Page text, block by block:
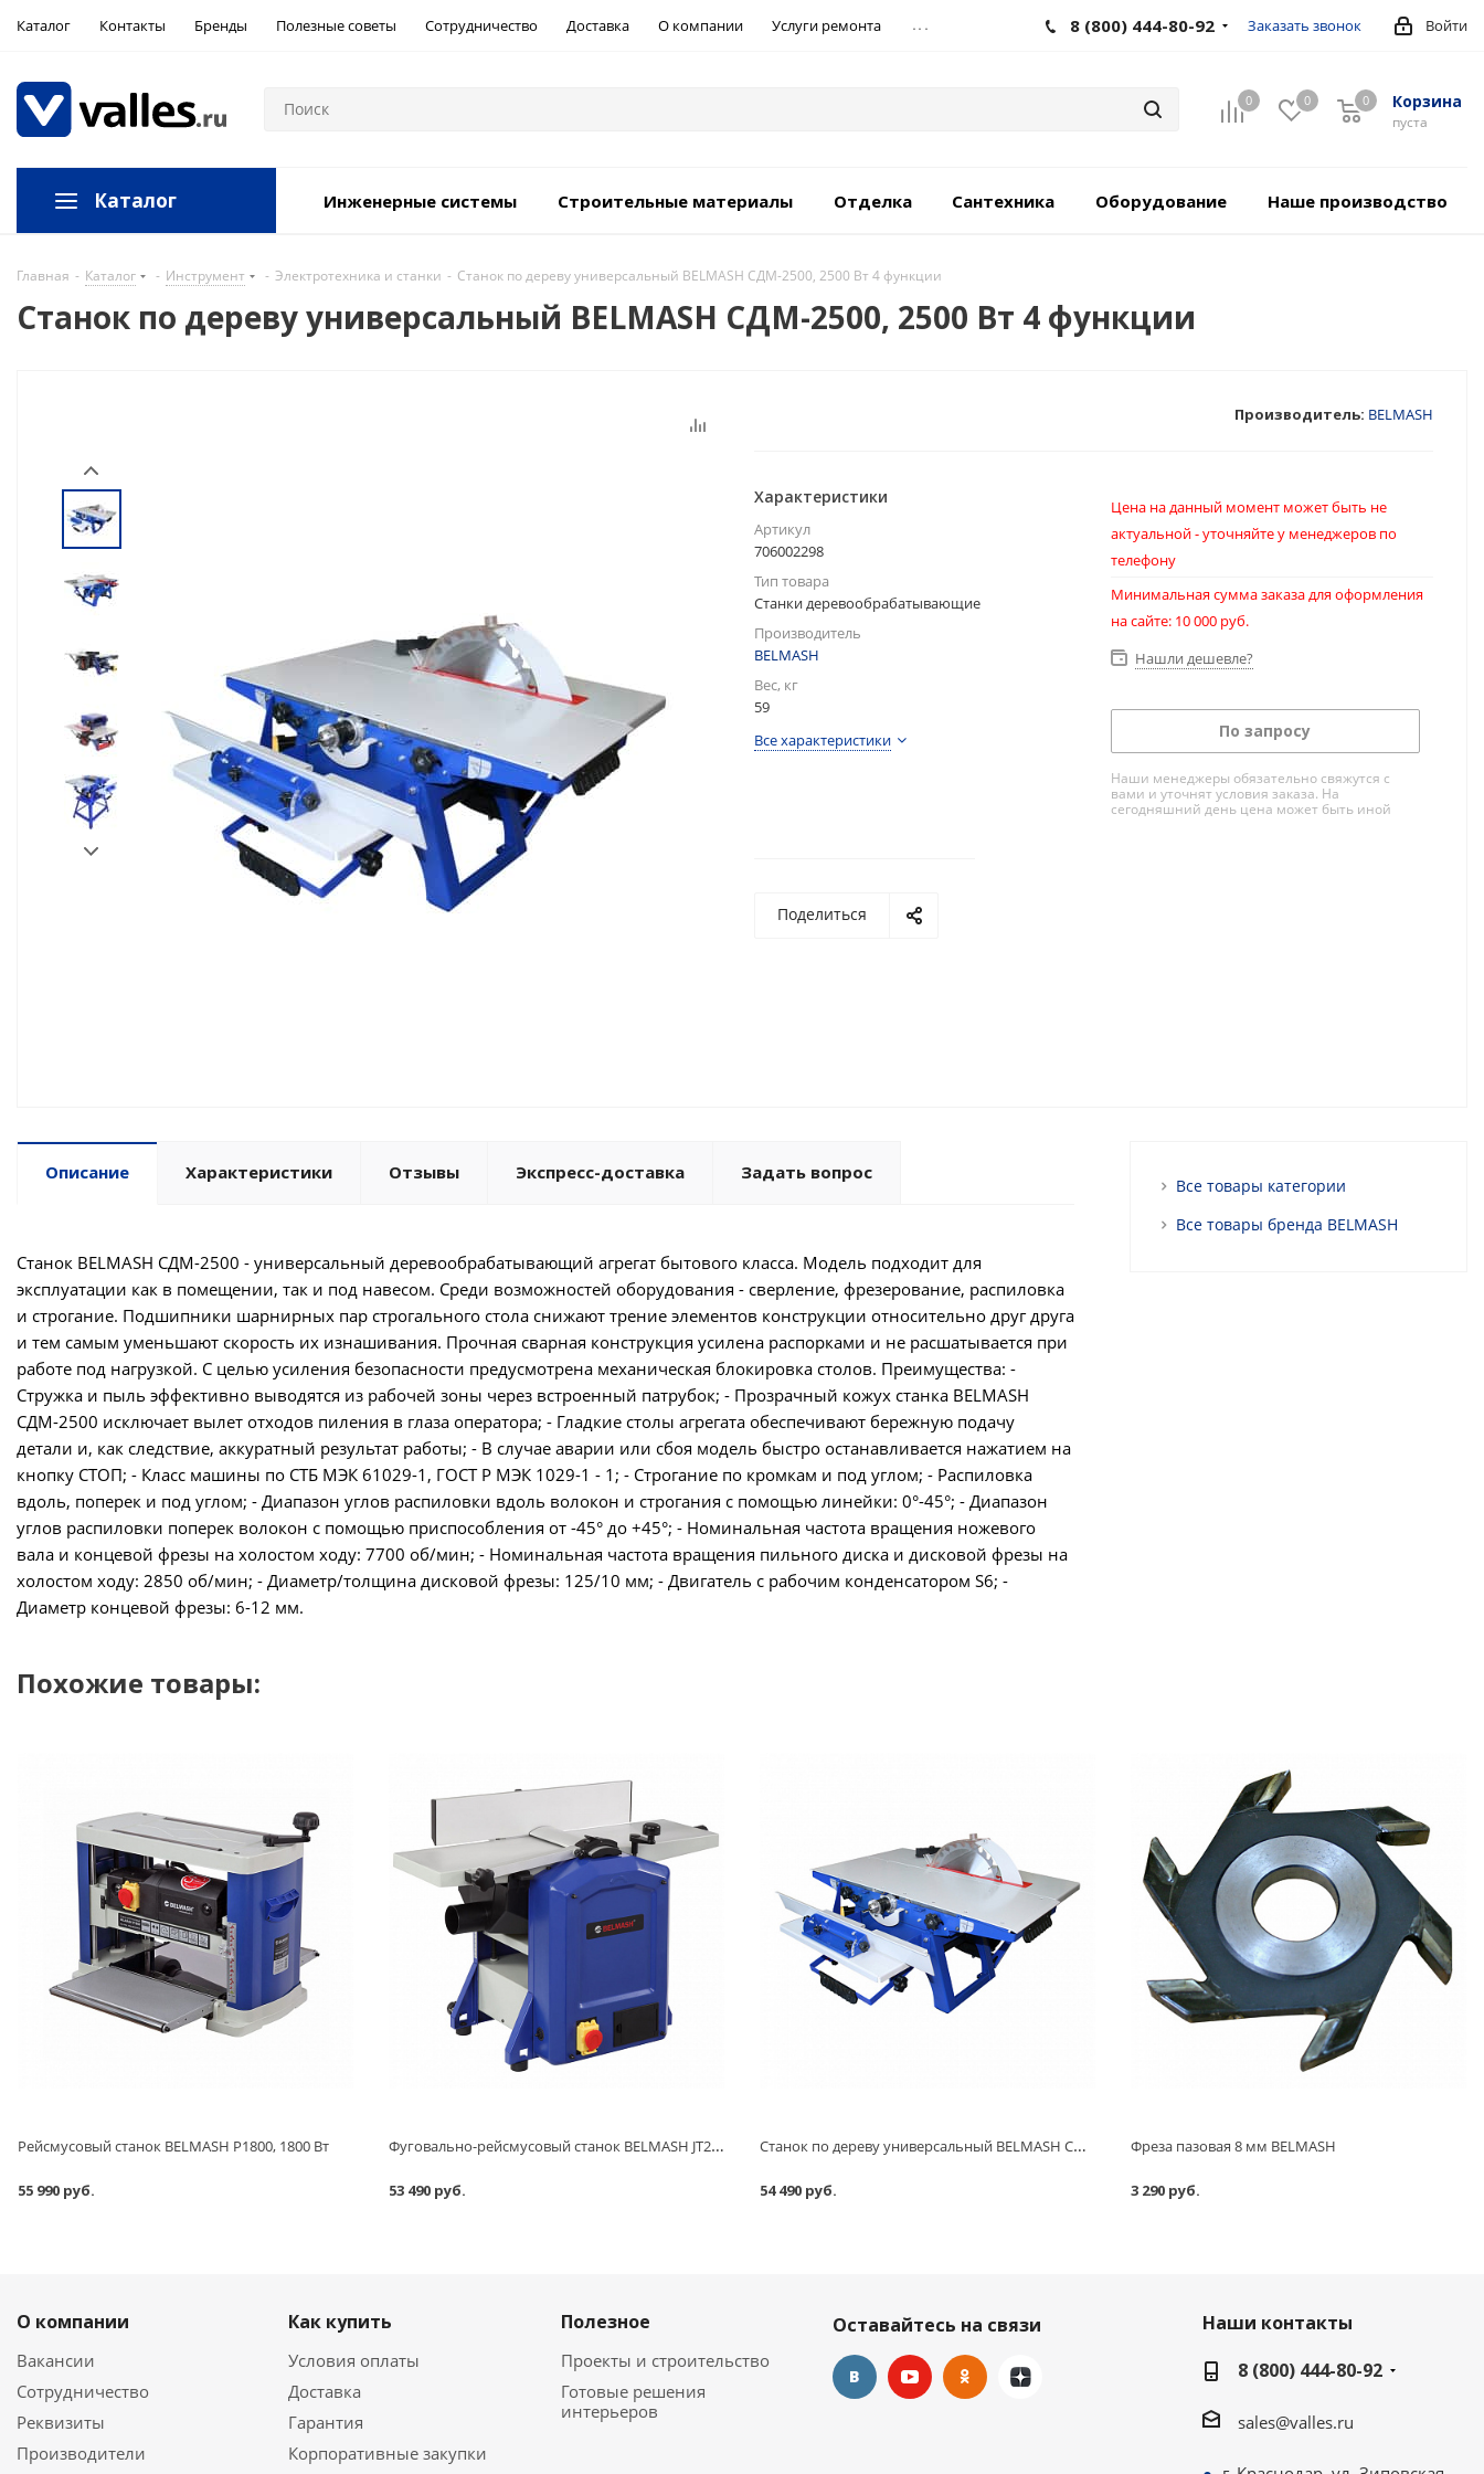
Каталог Контакты Бренды Полезные советы Сотрудничество Доставка О компании Услуги ремонта ... Войти
8 (800) 444-80-92 Заказать звонок
0 0 Корзина
пуста
0
Каталог Инженерные системы Строительные материалы Отделка Сантехника Оборудование Наше производство
Главная - Каталог - Инструмент - Электротехника и станки - Станок по дереву универсальный BELMASH СДМ-2500, 2500 Вт 4 функции
Станок по дереву универсальный BELMASH СДМ-2500, 2500 Вт 4 функции
Производитель: BELMASH
Характеристики
Артикул
706002298
Тип товара
Станки деревообрабатывающие
Производитель
BELMASH
Вес, кг
59
Все характеристики
Цена на данный момент может быть не
актуальной - уточняйте у менеджеров по
телефону
Минимальная сумма заказа для оформления
на сайте: 10 000 руб.
Нашли дешевле?
По запросу
Наши менеджеры обязательно свяжутся с
вами и уточнят условия заказа. На
сегодняшний день цена может быть иной
Поделиться
Описание Характеристики Отзывы Экспресс-доставка Задать вопрос
Станок BELMASH СДМ-2500 - универсальный деревообрабатывающий агрегат бытового класса. Модель подходит для
эксплуатации как в помещении, так и под навесом. Среди возможностей оборудования - сверление, фрезерование, распиловка
и строгание. Подшипники шарнирных пар строгального стола снижают трение элементов конструкции относительно друг друга
и тем самым уменьшают скорость их изнашивания. Прочная сварная конструкция усилена распорками и не расшатывается при
работе под нагрузкой. С целью усиления безопасности предусмотрена механическая блокировка столов. Преимущества: -
Стружка и пыль эффективно выводятся из рабочей зоны через встроенный патрубок; - Прозрачный кожух станка BELMASH
СДМ-2500 исключает вылет отходов пиления в глаза оператора; - Гладкие столы агрегата обеспечивают бережную подачу
детали и, как следствие, аккуратный результат работы; - В случае аварии или сбоя модель быстро останавливается нажатием на
кнопку СТОП; - Класс машины по СТБ МЭК 61029-1, ГОСТ Р МЭК 1029-1 - 1; - Строгание по кромкам и под углом; - Распиловка
вдоль, поперек и под углом; - Диапазон углов распиловки вдоль волокон и строгания с помощью линейки: 0°-45°; - Диапазон
углов распиловки поперек волокон с помощью приспособления от -45° до +45°; - Номинальная частота вращения ножевого
вала и концевой фрезы на холостом ходу: 7700 об/мин; - Номинальная частота вращения пильного диска и дисковой фрезы на
холостом ходу: 2850 об/мин; - Диаметр/толщина дисковой фрезы: 125/10 мм; - Двигатель с рабочим конденсатором S6; -
Диаметр концевой фрезы: 6-12 мм.
Все товары категории
Все товары бренда BELMASH
Похожие товары:
Рейсмусовый станок BELMASH P1800, 1800 Вт
55 990 руб.
Фуговально-рейсмусовый станок BELMASH JT2 204/210, 1500 Вт
53 490 руб.
Станок по дереву универсальный BELMASH СДМ-2000, 2000 Вт 4 функции
54 490 руб.
Фреза пазовая 8 мм BELMASH
3 290 руб.
О компании
Вакансии
Сотрудничество
Реквизиты
Производители
Как купить
Условия оплаты
Доставка
Гарантия
Корпоративные закупки
Полезное
Проекты и строительство
Готовые решения
интерьеров
Оставайтесь на связи
Наши контакты
8 (800) 444-80-92
sales@valles.ru